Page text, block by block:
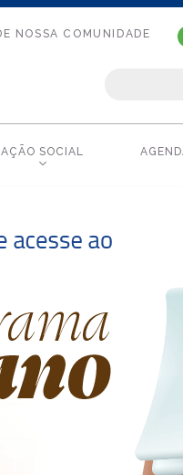
NOSSA COMUNIDADE
AÇÃO SOCIAL